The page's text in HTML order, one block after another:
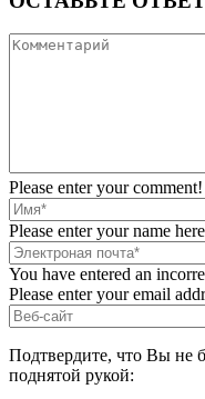
Please enter your comment!
Please enter your name here
You have entered an
Please enter your email
Подтвердите, что Вы не
поднятой рукой: